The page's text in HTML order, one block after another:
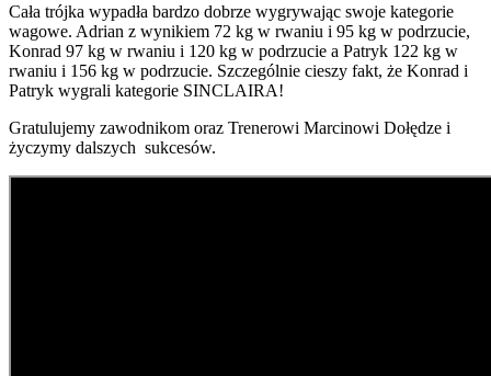
Cała trójka wypadła bardzo dobrze wygrywając swoje kategorie
wagowe. Adrian z wynikiem 72 kg w rwaniu i 95 kg w podrzucie,
Konrad 97 kg w rwaniu i 120 kg w podrzucie a Patryk 122 kg w
rwaniu i 156 kg w podrzucie. Szczególnie cieszy fakt, że Konrad i
Patryk wygrali kategorie SINCLAIRA!
Gratulujemy zawodnikom oraz Trenerowi Marcinowi Dołędze i
życzymy dalszych sukcesów.